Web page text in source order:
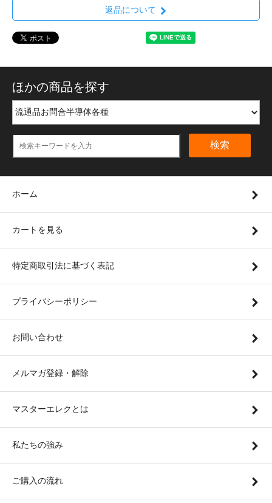
返品について
ほかの商品を探す
検索
ホーム
カートを見る
特定商取引法に基づく表記
プライバシーポリシー
お問い合わせ
メルマガ登録・解除
マスターエレクとは
私たちの強み
ご購入の流れ